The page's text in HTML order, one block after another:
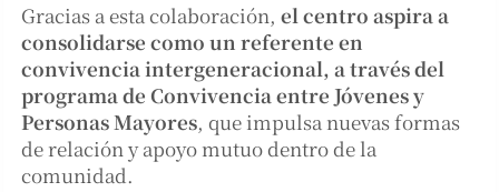
Gracias a esta colaboración, el centro aspira a
consolidarse como un referente en
convivencia intergeneracional, a través del
programa de Convivencia entre Jóvenes y
Personas Mayores, que impulsa nuevas formas
de relación y apoyo mutuo dentro de la
comunidad.